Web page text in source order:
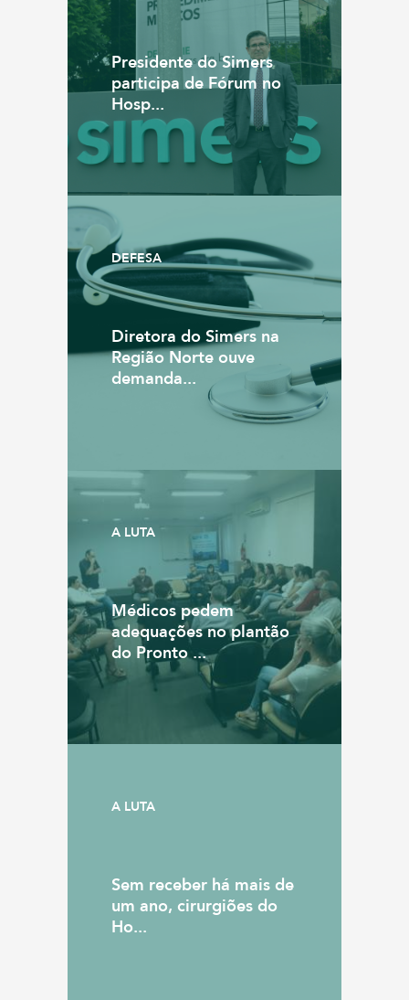
Presidente do Simers
participa de Fórum no
Hosp...
DEFESA
Diretora do Simers na
Região Norte ouve
demanda...
A LUTA
Médicos pedem
adequações no plantão
do Pronto ...
A LUTA
Sem receber há mais de
um ano, cirurgiões do
Ho...